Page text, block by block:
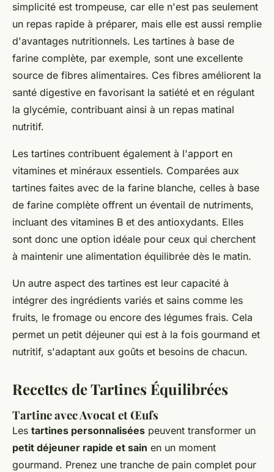
simplicité est trompeuse, car elle n'est pas seulement
un repas rapide à préparer, mais elle est aussi remplie
d'avantages nutritionnels. Les tartines à base de
farine complète, par exemple, sont une excellente
source de fibres alimentaires. Ces fibres améliorent la
santé digestive en favorisant la satiété et en régulant
la glycémie, contribuant ainsi à un repas matinal
nutritif.
Les tartines contribuent également à l'apport en
vitamines et minéraux essentiels. Comparées aux
tartines faites avec de la farine blanche, celles à base
de farine complète offrent un éventail de nutriments,
incluant des vitamines B et des antioxydants. Elles
sont donc une option idéale pour ceux qui cherchent
à maintenir une alimentation équilibrée dès le matin.
Un autre aspect des tartines est leur capacité à
intégrer des ingrédients variés et sains comme les
fruits, le fromage ou encore des légumes frais. Cela
permet un petit déjeuner qui est à la fois gourmand et
nutritif, s'adaptant aux goûts et besoins de chacun.
Recettes de Tartines Équilibrées
Tartine avec Avocat et Œufs
Les tartines personnalisées peuvent transformer un
petit déjeuner rapide et sain en un moment
gourmand. Prenez une tranche de pain complet pour